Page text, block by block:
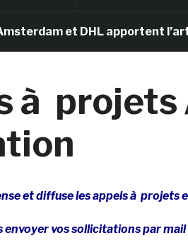
et DHL apportent l’art
à
et diffuse les appels à
envoyer vos sollicitations par mail